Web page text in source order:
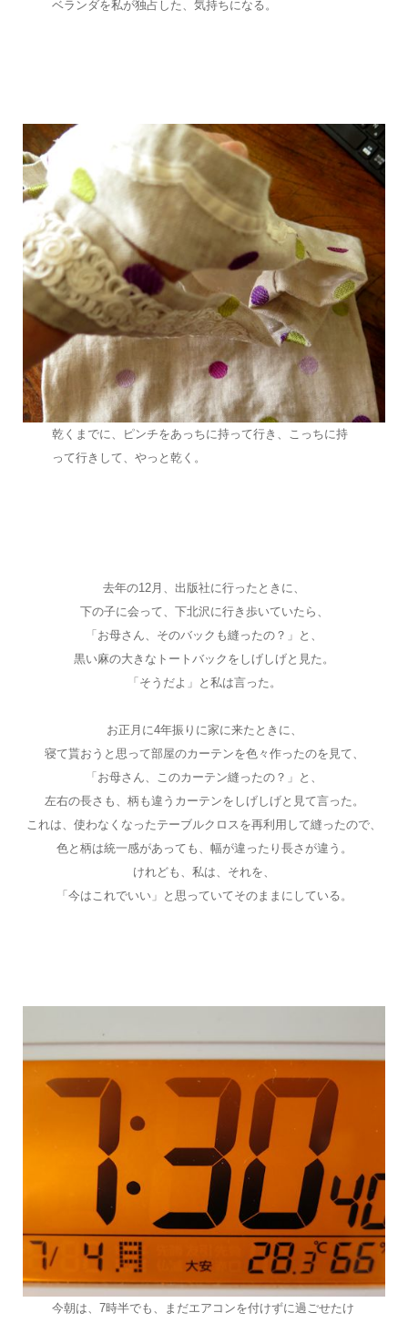
ベランダを私が独占した、気持ちになる。
乾くまでに、ピンチをあっちに持って行き、こっちに持
って行きして、やっと乾く。
去年の12月、出版社に行ったときに、
下の子に会って、下北沢に行き歩いていたら、
「お母さん、そのバックも縫ったの？」と、
黒い麻の大きなトートバックをしげしげと見た。
「そうだよ」と私は言った。
お正月に4年振りに家に来たときに、
寝て貰おうと思って部屋のカーテンを色々作ったのを見て、
「お母さん、このカーテン縫ったの？」と、
左右の長さも、柄も違うカーテンをしげしげと見て言った。
これは、使わなくなったテーブルクロスを再利用して縫ったので、
色と柄は統一感があっても、幅が違ったり長さが違う。
けれども、私は、それを、
「今はこれでいい」と思っていてそのままにしている。
今朝は、7時半でも、まだエアコンを付けずに過ごせたけ